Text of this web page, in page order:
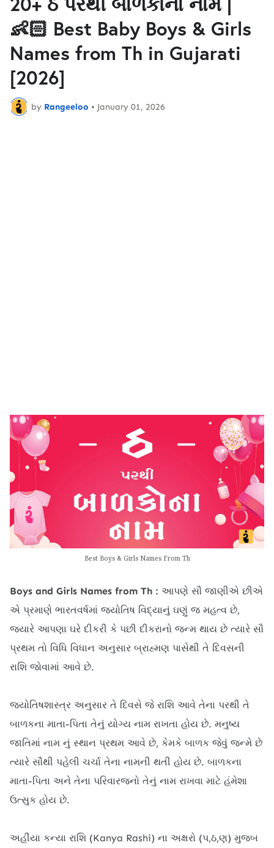
👶🏻 Best Baby Boys & Girls
Names from Th in Gujarati
[2026]
by Rangeeloo • January 01, 2026
Best Boys & Girls Names From Th
Boys and Girls Names from Th : આપણે સૌ જાણીએ છીએ
એ પ્રમાણે ભારતવર્ષમાં જ્યોતિષ વિદ્યાનું ઘણું જ મહત્વ છે,
જ્યારે આપણા ઘરે દીકરી કે પછી દીકરાનો જન્મ થાય છે ત્યારે સૌ
પ્રથમ તો વિધિ વિધાન અનુસાર બ્રાહ્મણ પાસેથી તે દિવસની
રાશિ જોવામાં આવે છે.
જ્યોતિષશાસ્ત્ર અનુસાર તે દિવસે જે રાશિ આવે તેના પરથી તે
બાળકના માતા-પિતા તેનું યોગ્ય નામ રાખતા હોય છે. મનુષ્ય
જાતિમાં નામ નું સ્થાન પ્રથમ આવે છે, કેમકે બાળક જેવું જન્મે છે
ત્યારે સૌથી પહેલી ચર્ચા તેના નામની થતી હોય છે. બાળકના
માતા-પિતા અને તેના પરિવારજનો તેનું નામ રાખવા માટે હંમેશા
ઉત્સુક હોય છે.
અહીંયા કન્યા રાશિ (Kanya Rashi) ના અક્ષરો (પ,ઠ,ણ) મુજબ